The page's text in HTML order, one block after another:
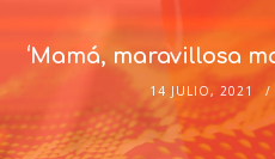
‘Mamá, maravillosa
14 JULIO, 2021